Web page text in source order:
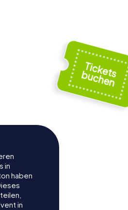
in
haben
in